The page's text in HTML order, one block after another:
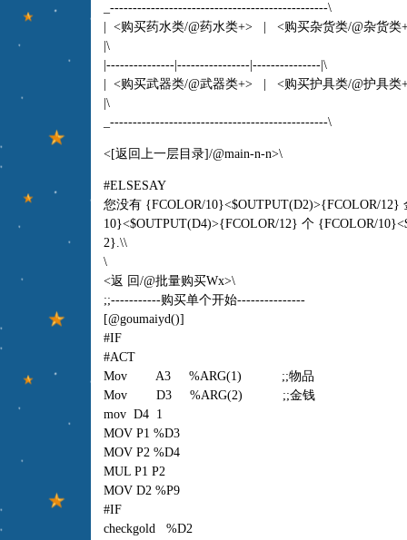
_------------------------------------------------\
| <购买药水类/@药水类+> | <购买杂货类/@杂货
|\
|---------------|----------------|---------------|\
| <购买武器类/@武器类+> | <购买护具类/@护具
|\
_------------------------------------------------\
<[返回上一层目录]/@main-n-n>\
#ELSESAY
您没有 {FCOLOR/10}<$OUTPUT(D2)>{FCOLOR/12}
10}<$OUTPUT(D4)>{FCOLOR/12} 个 {FCOLOR/
2}.\\
\
<返 回/@批量购买Wx>\
;;-----------购买单个开始---------------
[@goumaiyd()]
#IF
#ACT
Mov A3 %ARG(1) ;;物品
Mov D3 %ARG(2) ;;金钱
mov D4 1
MOV P1 %D3
MOV P2 %D4
MUL P1 P2
MOV D2 %P9
#IF
checkgold %D2